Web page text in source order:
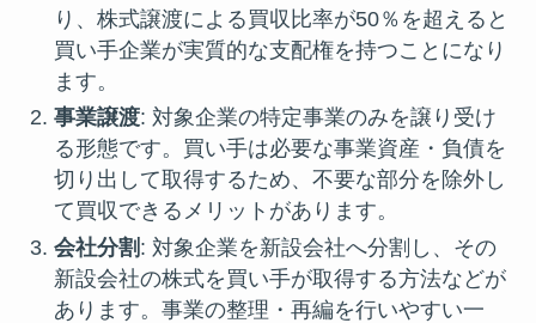
り、株式譲渡による買収比率が50％を超えると
買い手企業が実質的な支配権を持つことになり
ます。
事業譲渡: 対象企業の特定事業のみを譲り受け
る形態です。買い手は必要な事業資産・負債を
切り出して取得するため、不要な部分を除外し
て買収できるメリットがあります。
会社分割 : 対象企業を新設会社へ分割し、その
新設会社の株式を買い手が取得する方法などが
あります。事業の整理・再編を行いやすい一